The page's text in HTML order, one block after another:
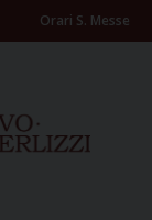
Orari S. Messe